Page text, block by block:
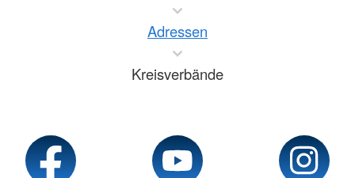
Adressen
Kreisverbände